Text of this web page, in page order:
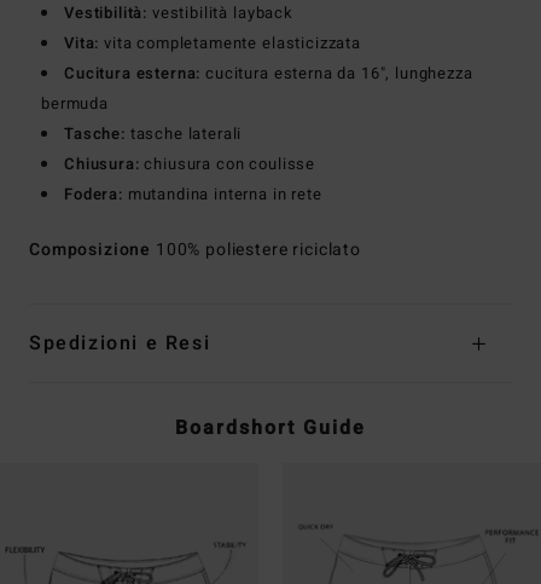
Vestibilità: vestibilità layback
Vita: vita completamente elasticizzata
Cucitura esterna: cucitura esterna da 16", lunghezza
bermuda
Tasche: tasche laterali
Chiusura: chiusura con coulisse
Fodera: mutandina interna in rete
Composizione 100% poliestere riciclato
Spedizioni e Resi
Boardshort Guide